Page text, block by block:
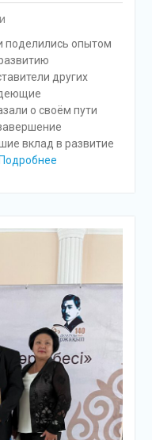
поделились опытом
других
о своём пути
вклад в развитие
Подробнее